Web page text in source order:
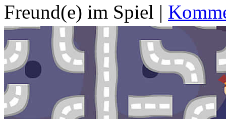
Freund(e) im Spiel |